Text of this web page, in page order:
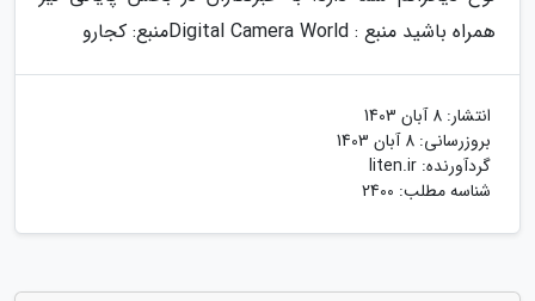
همراه باشید منبع : Digital Camera World
منبع: کجارو
انتشار: 8 آبان 1403
بروزرسانی: 8 آبان 1403
گردآورنده: liten.ir
شناسه مطلب: 2400